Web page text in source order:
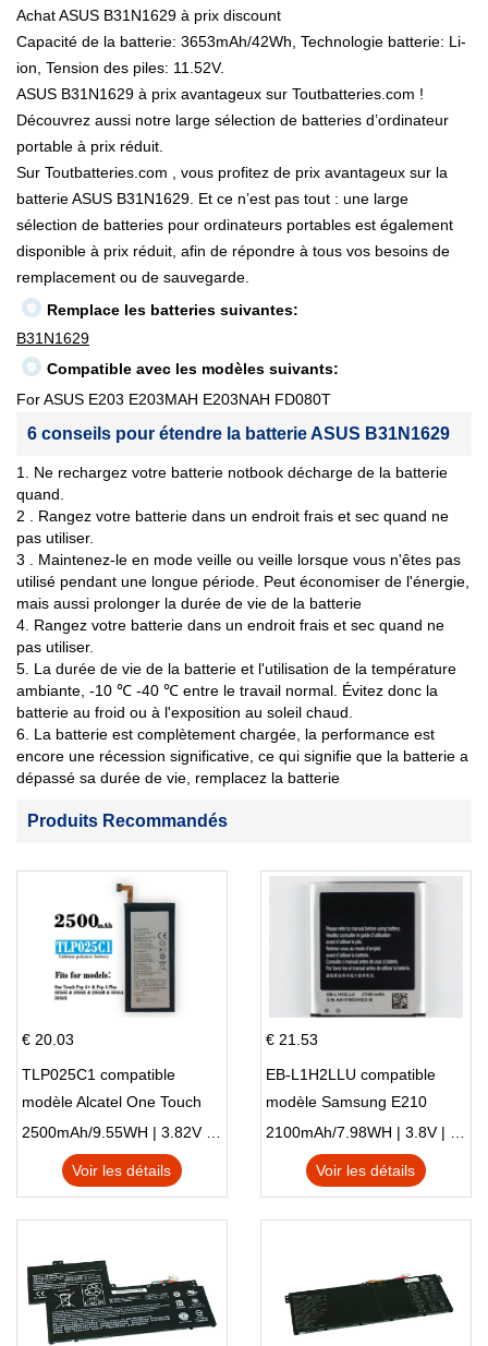
Achat ASUS B31N1629 à prix discount
Capacité de la batterie: 3653mAh/42Wh, Technologie batterie: Li-
ion, Tension des piles: 11.52V.
ASUS B31N1629 à prix avantageux sur Toutbatteries.com !
Découvrez aussi notre large sélection de batteries d’ordinateur
portable à prix réduit.
Sur Toutbatteries.com , vous profitez de prix avantageux sur la
batterie ASUS B31N1629. Et ce n’est pas tout : une large
sélection de batteries pour ordinateurs portables est également
disponible à prix réduit, afin de répondre à tous vos besoins de
remplacement ou de sauvegarde.
Remplace les batteries suivantes:
B31N1629
Compatible avec les modèles suivants:
For ASUS E203 E203MAH E203NAH FD080T
6 conseils pour étendre la batterie ASUS B31N1629
1. Ne rechargez votre batterie notbook décharge de la batterie
quand.
2 . Rangez votre batterie dans un endroit frais et sec quand ne
pas utiliser.
3 . Maintenez-le en mode veille ou veille lorsque vous n'êtes pas
utilisé pendant une longue période. Peut économiser de l'énergie,
mais aussi prolonger la durée de vie de la batterie
4. Rangez votre batterie dans un endroit frais et sec quand ne
pas utiliser.
5. La durée de vie de la batterie et l'utilisation de la température
ambiante, -10 ℃ -40 ℃ entre le travail normal. Évitez donc la
batterie au froid ou à l'exposition au soleil chaud.
6. La batterie est complètement chargée, la performance est
encore une récession significative, ce qui signifie que la batterie a
dépassé sa durée de vie, remplacez la batterie
Produits Recommandés
€ 20.03
TLP025C1 compatible
modèle Alcatel One Touch
Pop 4 Plus OT-5056D
2500mAh/9.55WH | 3.82V | Li-ion ...
Voir les détails
€ 21.53
EB-L1H2LLU compatible
modèle Samsung E210
E210K i939
2100mAh/7.98WH | 3.8V | Li-ion ...
Voir les détails